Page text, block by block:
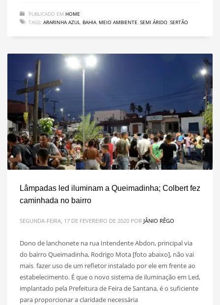
PUBLICADO EM HOME
TAGS: ARARINHA AZUL, BAHIA, MEIO AMBIENTE, SEMI ÁRIDO, SERTÃO
Lâmpadas led iluminam a Queimadinha; Colbert fez
caminhada no bairro
SEGUNDA-FEIRA, 17 DE FEVEREIRO DE 2020 POR JÂNIO RÊGO
Dono de lanchonete na rua Intendente Abdon, principal via
do bairro Queimadinha, Rodrigo Mota [foto abaixo], não vai
mais fazer uso de um refletor instalado por ele em frente ao
estabelecimento. É que o novo sistema de iluminação em Led,
implantado pela Prefeitura de Feira de Santana, é o suficiente
para proporcionar a claridade necessária